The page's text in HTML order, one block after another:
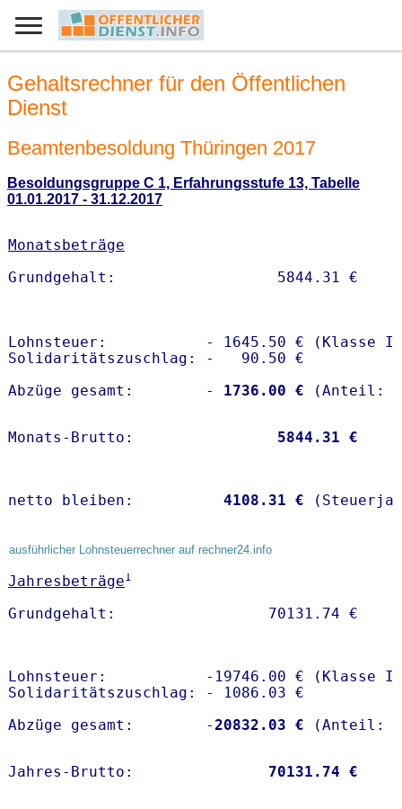
Gehaltsrechner für den Öffentlichen
Dienst
Beamtenbesoldung Thüringen 2017
Besoldungsgruppe C 1, Erfahrungsstufe 13, Tabelle
01.01.2017 - 31.12.2017
Monatsbeträge
Lohnsteuer:           - 1645.50 € (Klasse I)
Solidaritätszuschlag: -   90.50 €
Abzüge gesamt:        -
1736.00 €
Monats-Brutto: 5844.31 €
netto bleiben: 4108.31 €
ausführlicher Lohnsteuerrechner auf rechner24.info
Jahresbeträge1
Lohnsteuer:           -19746.00 € (Klasse I)
Solidaritätszuschlag: - 1086.03 €
Abzüge gesamt:        -20832.03 €
Jahres-Brutto: 70131.74 €